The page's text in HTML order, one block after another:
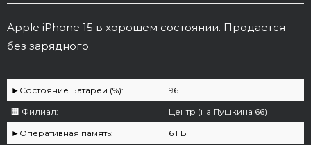
Apple iPhone 15 в хорошем состоянии. Продается
без зарядного.
►Cостояние Батареи (%): 96
🏢 Филиал: Центр (на Пушкина 66)
►Оперативная память: 6 ГБ